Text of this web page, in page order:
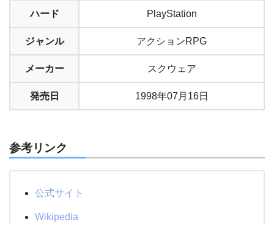
ハード PlayStation
ジャンル アクションRPG
メーカー スクウェア
発売日 1998年07月16日
参考リンク
公式サイト
Wikipedia